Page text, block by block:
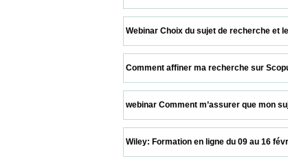
Webinar Choix du sujet de
Comment affiner ma recherche
webinar Comment m’assurer que
Wiley: Formation en ligne du 09